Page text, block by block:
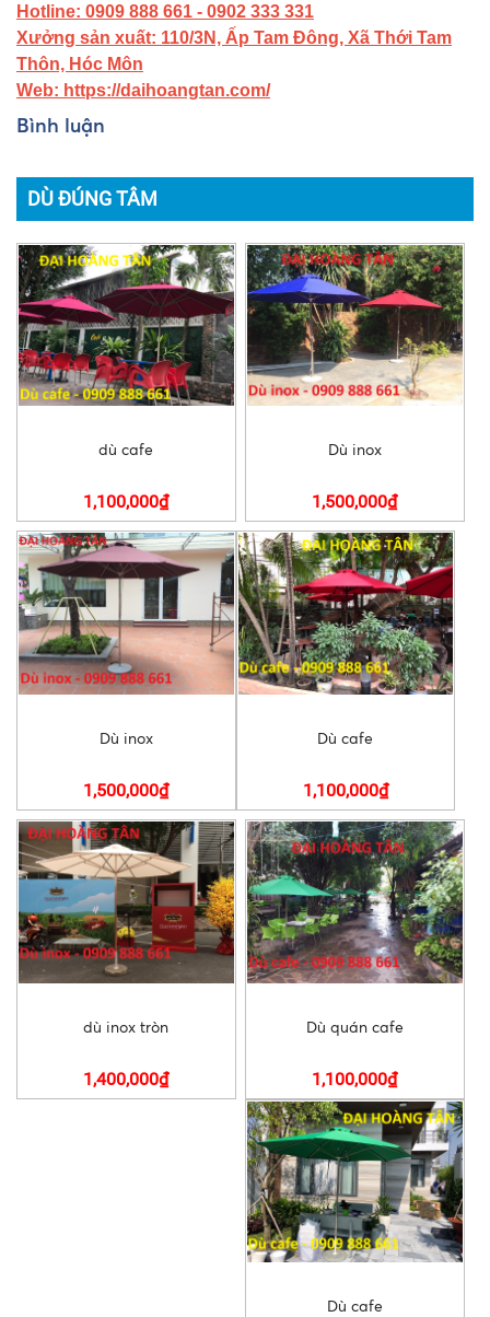
Hotline: 0909 888 661 - 0902 333 331
Xưởng sản xuất: 110/3N, Ấp Tam Đông, Xã Thới Tam
Thôn, Hóc Môn
Web: https://daihoangtan.com/
Bình luận
DÙ ĐÚNG TÂM
dù cafe
1,100,000₫
Dù inox
1,500,000₫
Dù inox
1,500,000₫
Dù cafe
1,100,000₫
dù inox tròn
1,400,000₫
Dù quán cafe
1,100,000₫
Dù cafe